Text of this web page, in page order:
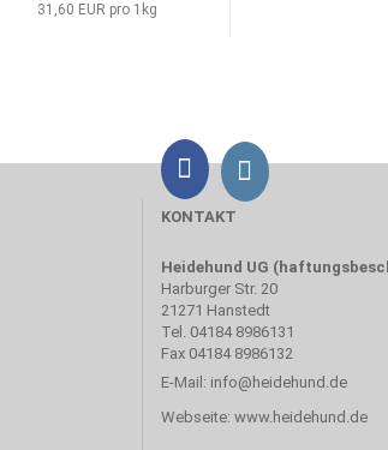
31,60 EUR pro 1kg
KONTAKT
Heidehund UG
Harburger Str. 20
21271 Hanstedt
Tel. 04184 8986131
Fax 04184 8986132
E-Mail: info@heidehund.de
Webseite: www.heidehund.de